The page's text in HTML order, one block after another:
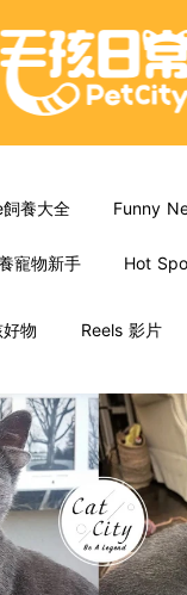
養大全 Funny
寵物新手 Hot
物 Reels 影片